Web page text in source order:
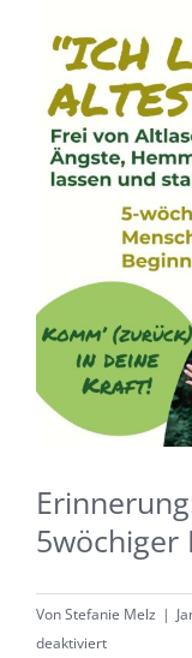
Bild
5wöchiger
VonStefanie Melz |
deaktiviertfür